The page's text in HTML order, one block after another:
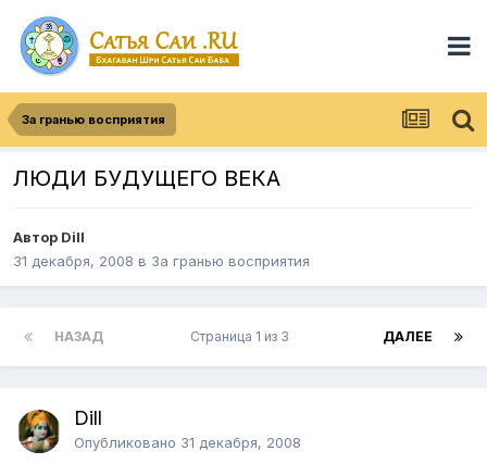
За гранью восприятия
ЛЮДИ БУДУЩЕГО ВЕКА
Автор Dill
31 декабря, 2008 в За гранью восприятия
НАЗАД ДАЛЕЕ
Страница 1 из 3
Dill
Опубликовано 31 декабря, 2008